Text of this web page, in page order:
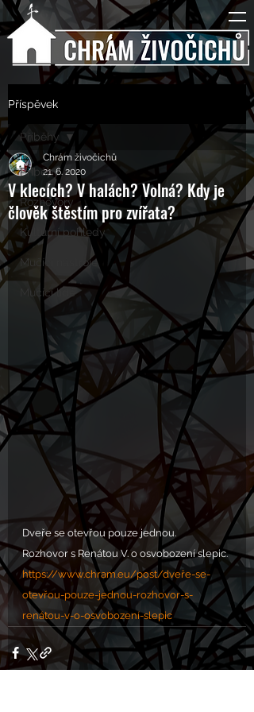
Příspěvek
Příběhy
Rozhovory
Kulturní pohledy
Mučící nástroje
Mučící lidé
Příběhy
V klecích? V halách? Volná? Kdy je
člověk štěstím pro zvířata?
Chrám živočichů
21. 6. 2020
Dveře se otevřou pouze jednou.
Rozhovor s Renátou V. o osvobození slepic.
https://www.chram.eu/post/dveře-se-
otevřou-pouze-jednou-rozhovor-s-
renátou-v-o-osvobození-slepic